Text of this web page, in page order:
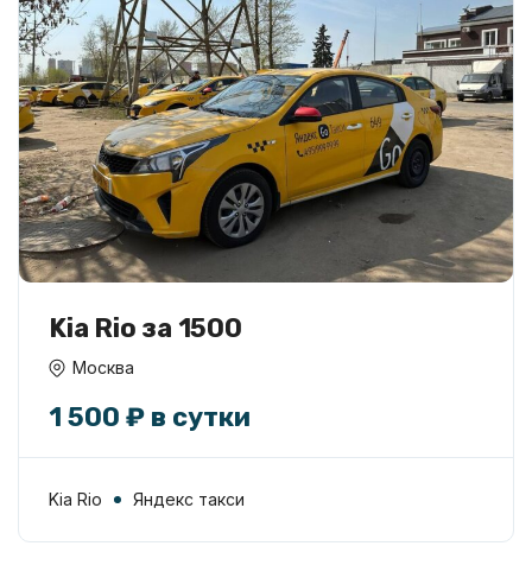
Kia Rio за 1500
Москва
1 500 ₽ в сутки
Kia Rio Яндекс такси